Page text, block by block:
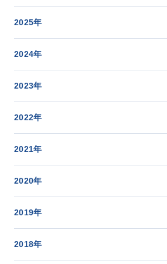
2025年
2024年
2023年
2022年
2021年
2020年
2019年
2018年